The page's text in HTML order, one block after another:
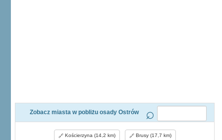
Zobacz miasta w pobliżu osady Ostrów
Kościerzyna (14,2 km) Brusy (17,7 km)